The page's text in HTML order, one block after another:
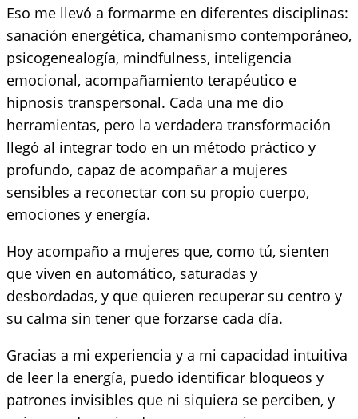
Eso me llevó a formarme en diferentes disciplinas:
sanación energética, chamanismo contemporáneo,
psicogenealogía, mindfulness, inteligencia
emocional, acompañamiento terapéutico e
hipnosis transpersonal. Cada una me dio
herramientas, pero la verdadera transformación
llegó al integrar todo en un método práctico y
profundo, capaz de acompañar a mujeres
sensibles a reconectar con su propio cuerpo,
emociones y energía.
Hoy acompaño a mujeres que, como tú, sienten
que viven en automático, saturadas y
desbordadas, y que quieren recuperar su centro y
su calma sin tener que forzarse cada día.
Gracias a mi experiencia y a mi capacidad intuitiva
de leer la energía, puedo identificar bloqueos y
patrones invisibles que ni siquiera se perciben, y